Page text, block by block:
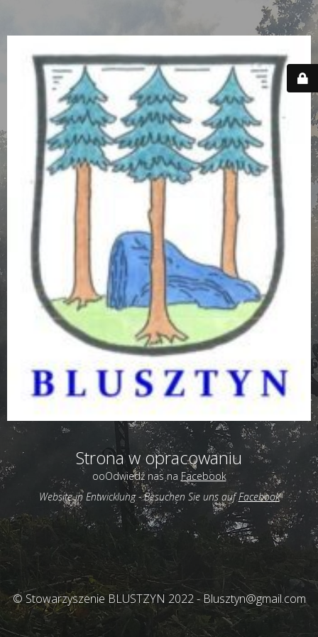
Strona w opracowaniu
ooOdwiedź nas na Facebook
Website in Entwicklung -Besuchen Sie uns auf Facebook
© Stowarzyszenie BLUSTZYN 2022 - Blusztyn@gmail.com